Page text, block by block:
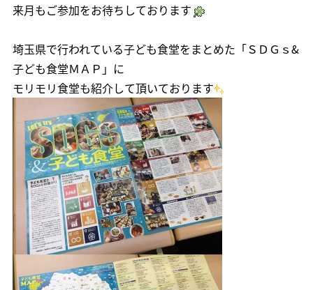
来月もご参加をお待ちしております
埼玉県で行われている子ども食堂をまとめた「ＳＤＧｓ&
子ども食堂ＭＡＰ」に
モリモリ食堂も紹介して頂いております